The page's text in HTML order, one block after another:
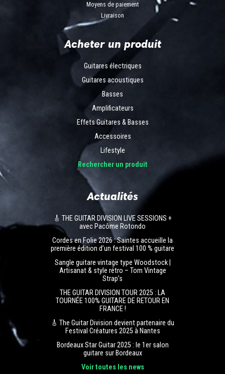
Moyens de paiement
Livraison
Acheter un produit
Guitares électriques
Guitares acoustiques
Basses
Amplificateurs
Effets Guitares & Basses
Accessoires
Lifestyle
Rechercher un produit
Actualités
🎸 THE GUITAR DIVISION LIVE SESSIONS +
avec Pacôme Rotondo
Cordes en Folie 2026 : Saintes accueille la
première édition d’un festival 100 % guitare
Sangle guitare vintage type Woodstock |
Artisanat & style rétro – Tom Vintage
Strap’s
THE GUITAR DIVISION TOUR 2025 : LA
TOURNÉE 100% GUITARE DE RETOUR EN
FRANCE !
🎸 The Guitar Division devient partenaire du
Festival Créatures 2025 à Nantes
Bordeaux Star Guitar 2025 : le 1er salon
guitare sur Bordeaux
Voir toutes les news